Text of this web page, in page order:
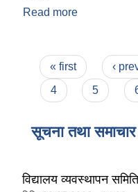
Read more
Pages
« first ‹
4
5
सूचना तथा समाचार
विद्यालय व्यवस्थापन